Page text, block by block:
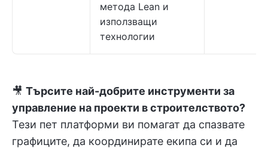
метода Lean и
използващи
технологии
🎥 Търсите най-добрите инструменти за
управление на проекти в строителството?
Тези пет платформи ви помагат да спазвате
графиците, да координирате екипа си и да